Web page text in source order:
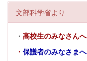
文部科学省より
・ 高校生のみなさんへ
・ 保護者のみなさまへ